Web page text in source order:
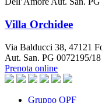
Villa Orchidee
Via Balducci 38, 47121
Aut. San. PG 0072195/18
Prenota online
Gruppo OPF